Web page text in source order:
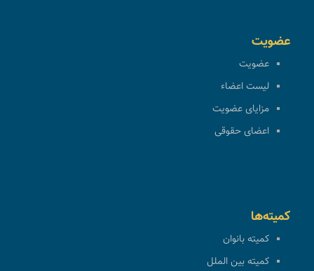
عضویت
عضویت
لیست اعضاء
مزایای عضویت
اعضای حقوقی
کمیته‌ها
کمیته بانوان
کمیته بین الملل